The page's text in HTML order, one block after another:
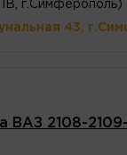
г.Симферополь)
43,
2108-2109-